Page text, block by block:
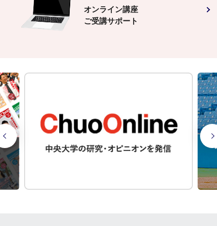
オンライン講座
ご受講サポート